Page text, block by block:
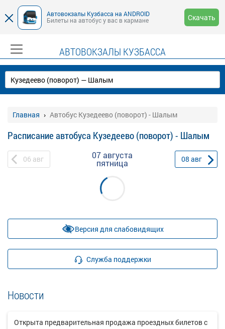
Автовокзалы Кузбасса на ANDROID
Билеты на автобус у вас в кармане
Скачать
АВТОВОКЗАЛЫ КУЗБАССА
Главная Автобус Кузедеево (поворот) - Шалым
Расписание автобуса Кузедеево (поворот) - Шалым
06 авг 07 августа
пятница 08 авг
Версия для слабовидящих
Служба поддержки
Новости
Открыта предварительная продажа проездных билетов с